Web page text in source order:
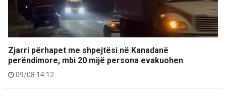
Zjarri përhapet me shpejtësi në Kanadanë
perëndimore, mbi 20 mijë persona evakuohen
09/08 14:12